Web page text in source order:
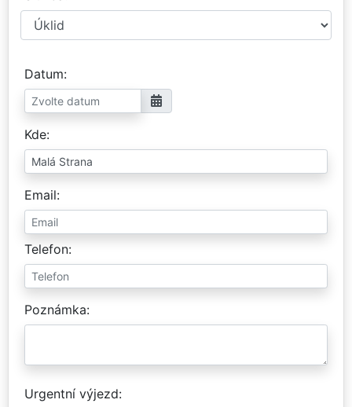
Datum
Kde
Email
Telefon
Poznámka
Urgentní výjezd